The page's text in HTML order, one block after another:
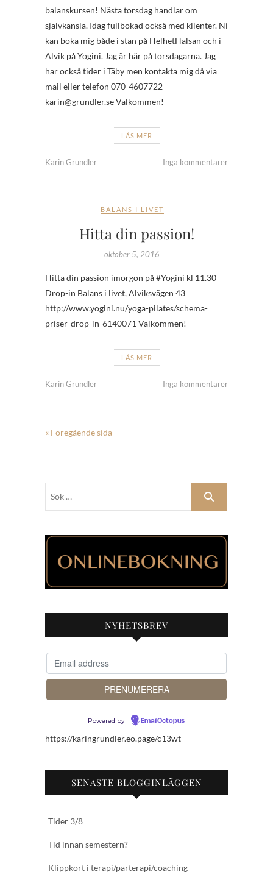
balanskursen! Nästa torsdag handlar om
självkänsla. Idag fullbokad också med klienter. Ni
kan boka mig både i stan på HelhetHälsan och i
Alvik på Yogini. Jag är här på torsdagarna. Jag
har också tider i Täby men kontakta mig då via
mail eller telefon 070-4607722
karin@grundler.se Välkommen!
LÄS MER
Karin Grundler Inga kommentarer
BALANS I LIVET
Hitta din passion!
oktober 5, 2016
Hitta din passion imorgon på #Yogini kl 11.30
Drop-in Balans i livet, Alviksvägen 43
http://www.yogini.nu/yoga-pilates/schema-
priser-drop-in-6140071 Välkommen!
LÄS MER
Karin Grundler Inga kommentarer
« Föregående sida
NYHETSBREV
Powered by EmailOctopus
https://karingrundler.eo.page/c13wt
SENASTE BLOGGINLÄGGEN
Tider 3/8
Tid innan semestern?
Klippkort i terapi/parterapi/coaching